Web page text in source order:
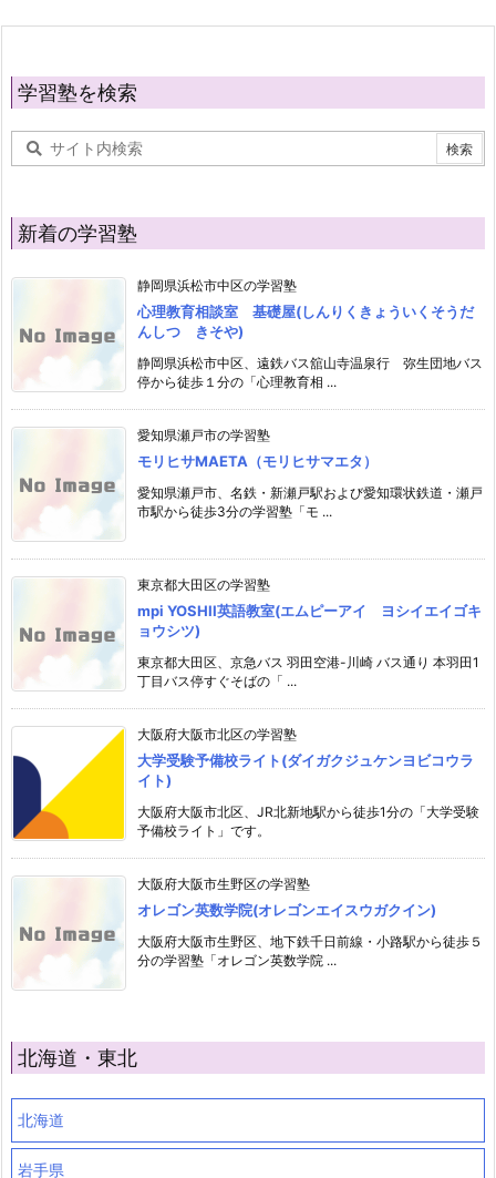
学習塾を検索
新着の学習塾
静岡県浜松市中区の学習塾
心理教育相談室 基礎屋(しんりくきょういくそうだ
んしつ きそや)
静岡県浜松市中区、遠鉄バス舘山寺温泉行 弥生団地バス
停から徒歩１分の「心理教育相 ...
愛知県瀬戸市の学習塾
モリヒサMAETA（モリヒサマエタ）
愛知県瀬戸市、名鉄・新瀬戸駅および愛知環状鉄道・瀬戸
市駅から徒歩3分の学習塾「モ ...
東京都大田区の学習塾
mpi YOSHII英語教室(エムピーアイ ヨシイエイゴキ
ョウシツ)
東京都大田区、京急バス 羽田空港-川崎 バス通り 本羽田1
丁目バス停すぐそばの「 ...
大阪府大阪市北区の学習塾
大学受験予備校ライト(ダイガクジュケンヨビコウラ
イト)
大阪府大阪市北区、JR北新地駅から徒歩1分の「大学受験
予備校ライト」です。
大阪府大阪市生野区の学習塾
オレゴン英数学院(オレゴンエイスウガクイン)
大阪府大阪市生野区、地下鉄千日前線・小路駅から徒歩５
分の学習塾「オレゴン英数学院 ...
北海道・東北
北海道
岩手県